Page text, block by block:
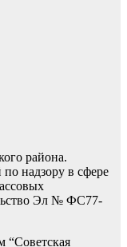
района.
надзору в сфере
Эл № ФС77-
“Советская